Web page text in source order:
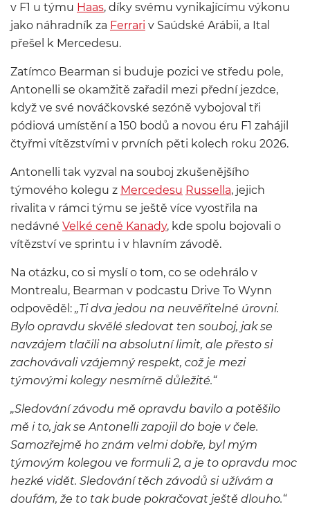
v F1 u týmu Haas, díky svému vynikajícímu výkonu
jako náhradník za Ferrari v Saúdské Arábii, a Ital
přešel k Mercedesu.
Zatímco Bearman si buduje pozici ve středu pole,
Antonelli se okamžitě zařadil mezi přední jezdce,
když ve své nováčkovské sezóně vybojoval tři
pódiová umístění a 150 bodů a novou éru F1 zahájil
čtyřmi vítězstvími v prvních pěti kolech roku 2026.
Antonelli tak vyzval na souboj zkušenějšího
týmového kolegu z Mercedesu Russella, jejich
rivalita v rámci týmu se ještě více vyostřila na
nedávné Velké ceně Kanady, kde spolu bojovali o
vítězství ve sprintu i v hlavním závodě.
Na otázku, co si myslí o tom, co se odehrálo v
Montrealu, Bearman v podcastu Drive To Wynn
odpověděl: „Ti dva jedou na neuvěřitelné úrovni.
Bylo opravdu skvělé sledovat ten souboj, jak se
navzájem tlačili na absolutní limit, ale přesto si
zachovávali vzájemný respekt, což je mezi
týmovými kolegy nesmírně důležité.“
„Sledování závodu mě opravdu bavilo a potěšilo
mě i to, jak se Antonelli zapojil do boje v čele.
Samozřejmě ho znám velmi dobře, byl mým
týmovým kolegou ve formuli 2, a je to opravdu moc
hezké vidět. Sledování těch závodů si užívám a
doufám, že to tak bude pokračovat ještě dlouho.“